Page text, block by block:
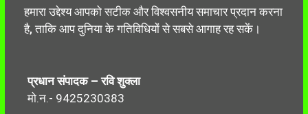
हमारा उद्देश्य आपको सटीक और विश्वसनीय समाचार प्रदान करना
है, ताकि आप दुनिया के गतिविधियों से सबसे आगाह रह सकें।
प्रधान संपादक – रवि शुक्ला
मो.न.- 9425230383